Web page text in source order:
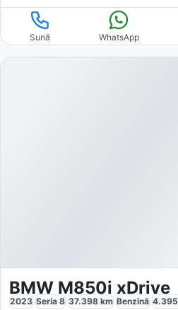
Sună WhatsApp
BMW M850i xDrive
2023 Seria 8 37.398 km Benzină 4.395